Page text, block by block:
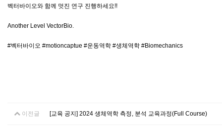
벡터바이오와 함께 멋진 연구 진행하세요!!
Another Level VectorBio.
#벡터바이오 #motioncaptue #운동역학 #생체역학 #Biomechanics
이전글 [교육 공지] 2024 생체역학 측정, 분석 교육과정(Full Course)